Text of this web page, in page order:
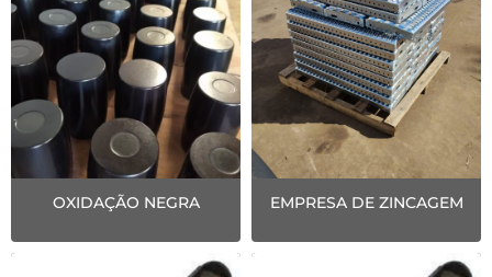
OXIDAÇÃO NEGRA EMPRESA DE ZINCAGEM